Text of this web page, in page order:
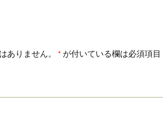
ありません。 * が付いている欄は必須項目